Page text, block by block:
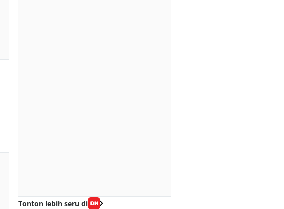
Tonton lebih seru di